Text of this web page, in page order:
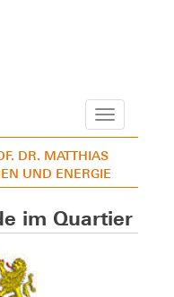
Navigation
DR. MATTHIAS
UND ENERGIE
im Quartier